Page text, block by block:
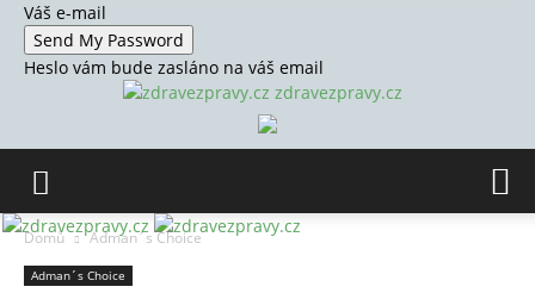
Váš e-mail
Heslo vám bude zasláno na váš email
zdravezpravy.cz
Domů Adman´s Choice
Adman´s Choice